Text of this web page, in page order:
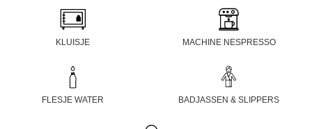
KLUISJE MACHINE NESPRESSO
FLESJE WATER BADJASSEN & SLIPPERS